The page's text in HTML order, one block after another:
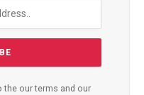
the our terms and our